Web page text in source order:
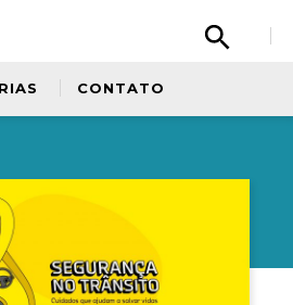
CONTATO
categoria
Copiloto
dar? Quer fazer um elogio
ou simplismente deseja
com a gente? Fique a